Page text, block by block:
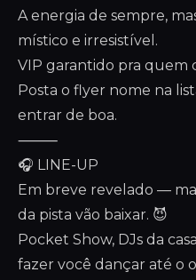
A energia de sempre,
místico e irresistível.
VIP garantido pra quem
Posta o flyer nome na
entrar de boa.
⸻
🎧 LINE-UP
Em breve revelado —
da pista vão baixar. 😈
Pocket Show, DJs da
fazer você dançar até o